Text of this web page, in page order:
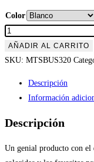
Color
Tazón
Peces
Marinos
world»
320)
AÑADIR AL CARRITO
SKU: MTSBUS320
Descripción
Información
Descripción
Un genial producto con el